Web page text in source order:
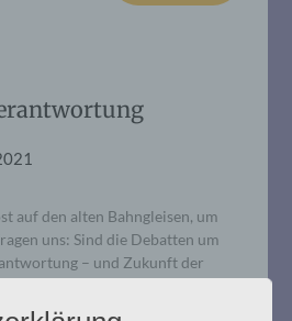
auf den alten Bahngleisen, um
uns: Sind die Debatten um
– und Zukunft der
worden?